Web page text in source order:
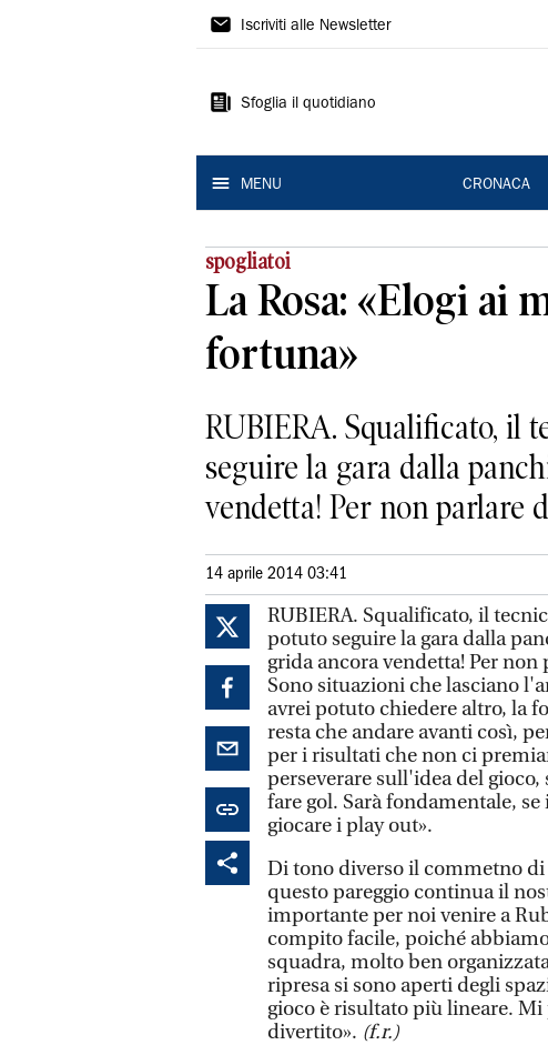
Gazzetta
Reggio
Iscriviti alle Newsletter
Sfoglia il quotidiano
MENU CRONACA
spogliatoi
La Rosa: «Elogi ai
fortuna»
RUBIERA. Squalificato, il
seguire la gara dalla
vendetta! Per non parlare
14 aprile 2014 03:41
RUBIERA. Squalificato, il
potuto seguire la gara dalla
grida ancora vendetta! Per
Sono situazioni che lasciano
avrei potuto chiedere altro, la
resta che andare avanti così,
per i risultati che non ci
perseverare sull'idea del
fare gol. Sarà fondamentale,
giocare i play out».
Di tono diverso il commetno di
questo pareggio continua il
importante per noi venire a
compito facile, poiché
squadra, molto ben
ripresa si sono aperti degli
gioco è risultato più lineare.
divertito». (f.r.)